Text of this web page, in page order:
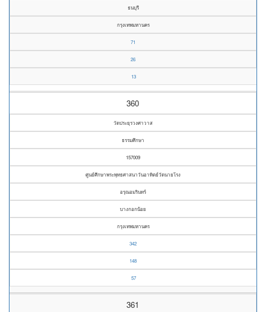
ธนบุรี
กรุงเทพมหานคร
71
26
13
360
วัดประยุรวงศาวาส
ธรรมศึกษา
157009
ศูนย์ศึกษาพระพุทธศาสนาวันอาทิตย์วัดนายโรง
อรุณอมรินทร์
บางกอกน้อย
กรุงเทพมหานคร
342
148
57
361